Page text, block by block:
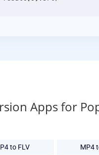
Apps for
to FLV MP4